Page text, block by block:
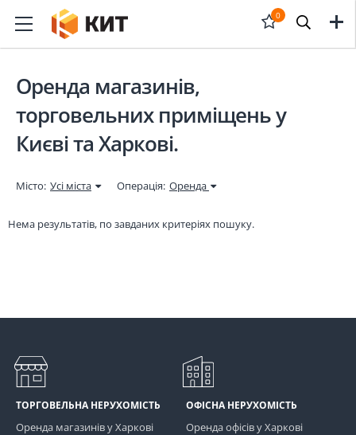
0
Відкрити
Оренда магазинів,
торговельних приміщень у
Києві та Харкові.
Місто: Усі міста Операція: Оренда
Нема результатів, по завданих критеріях пошуку.
ТОРГОВЕЛЬНА НЕРУХОМІСТЬ
Оренда магазинів у Харкові
ОФІСНА НЕРУХОМІСТЬ
Оренда офісів у Харкові